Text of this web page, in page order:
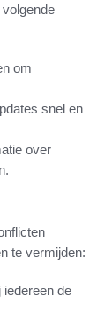
om
snel en
over
te vermijden:
de